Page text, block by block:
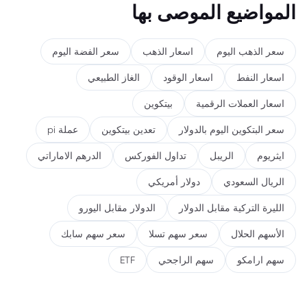
المواضيع الموصى بها
سعر الذهب اليوم اسعار الذهب سعر الفضة اليوم
اسعار النفط اسعار الوقود الغاز الطبيعي
اسعار العملات الرقمية بيتكوين
سعر البتكوين اليوم بالدولار تعدين بيتكوين عملة pi
ايثريوم الريبل تداول الفوركس الدرهم الاماراتي
الريال السعودي دولار أمريكي
الليرة التركية مقابل الدولار الدولار مقابل اليورو
الأسهم الحلال سعر سهم تسلا سعر سهم سابك
سهم ارامكو سهم الراجحي ETF